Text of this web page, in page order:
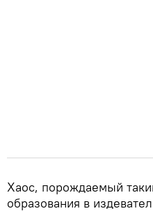
Хаос, порождаемый
образования в